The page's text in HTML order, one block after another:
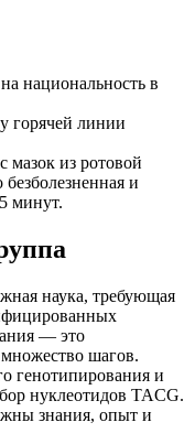
национальность в
горячей линии
мазок из ротовой
и
минут.
наука, требующая
— это
шагов.
генотипирования и
нуклеотидов TACG.
знания, опыт и